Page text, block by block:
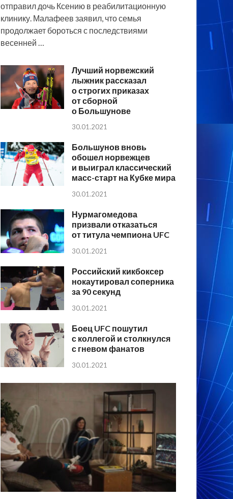
отправил дочь Ксению в реабилитационную
клинику. Малафеев заявил, что семья
продолжает бороться с последствиями
весенней …
Лучший норвежский
лыжник рассказал
о строгих приказах
от сборной
о Большунове
30.01.2021
Большунов вновь
обошел норвежцев
и выиграл классический
масс-старт на Кубке мира
30.01.2021
Нурмагомедова
призвали отказаться
от титула чемпиона UFC
30.01.2021
Российский кикбоксер
нокаутировал соперника
за 90 секунд
30.01.2021
Боец UFC пошутил
с коллегой и столкнулся
с гневом фанатов
30.01.2021